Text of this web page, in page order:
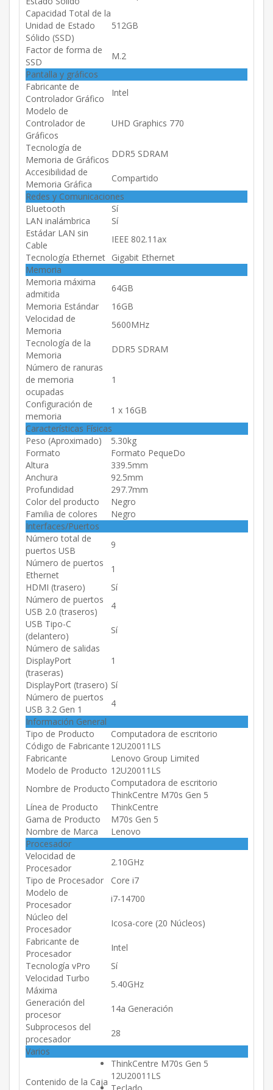
Capacidad Total de la
Unidad de Estado
Sólido (SSD)
512GB
Factor de forma de
SSD
M.2
Pantalla y gráficos
Fabricante de
Controlador Gráfico
Intel
Modelo de
Controlador de
Gráficos
UHD Graphics 770
Tecnología de
Memoria de Gráficos
DDR5 SDRAM
Accesibilidad de
Memoria Gráfica
Compartido
Redes y Comunicaciones
Bluetooth
Sí
LAN inalámbrica
Sí
Estádar LAN sin
Cable
IEEE 802.11ax
Tecnología Ethernet Gigabit Ethernet
Memoria
Memoria máxima
admitida
64GB
Memoria Estándar
16GB
Velocidad de
Memoria
5600MHz
Tecnología de la
Memoria
DDR5 SDRAM
Número de ranuras
de memoria
ocupadas
1
Configuración de
memoria
1 x 16GB
Características Físicas
Peso (Aproximado)
5.30kg
Formato
Formato PequeDo
Altura
339.5mm
Anchura
92.5mm
Profundidad
297.7mm
Color del producto
Negro
Familia de colores
Negro
Interfaces/Puertos
Número total de
puertos USB
9
Número de puertos
Ethernet
1
HDMI (trasero)
Sí
Número de puertos
USB 2.0 (traseros)
4
USB Tipo-C
(delantero)
Sí
Número de salidas
DisplayPort
(traseras)
1
DisplayPort (trasero) Sí
Número de puertos
USB 3.2 Gen 1
4
Información General
Tipo de Producto
Computadora de escritorio
Código de Fabricante 12U20011LS
Fabricante
Lenovo Group Limited
Modelo de Producto 12U20011LS
Nombre de Producto
Computadora de escritorio
ThinkCentre M70s Gen 5
Línea de Producto
ThinkCentre
Gama de Producto
M70s Gen 5
Nombre de Marca
Lenovo
Procesador
Velocidad de
Procesador
2.10GHz
Tipo de Procesador
Core i7
Modelo de
Procesador
i7-14700
Núcleo del
Procesador
Icosa-core (20 Núcleos)
Fabricante de
Procesador
Intel
Tecnología vPro
Sí
Velocidad Turbo
Máxima
5.40GHz
Generación del
procesor
14a Generación
Subprocesos del
procesador
28
Varios
Contenido de la Caja
ThinkCentre M70s Gen 5
12U20011LS